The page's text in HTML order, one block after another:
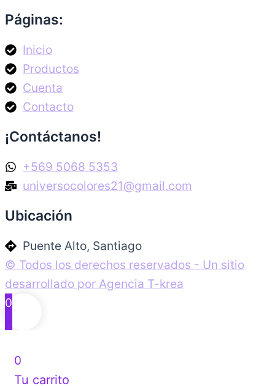
Páginas:
Inicio
Productos
Cuenta
Contacto
¡Contáctanos!
+569 5068 5353
universocolores21@gmail.com
Ubicación
Puente Alto, Santiago
© Todos los derechos reservados - Un sitio
desarrollado por Agencia T-krea
0
0
Tu carrito